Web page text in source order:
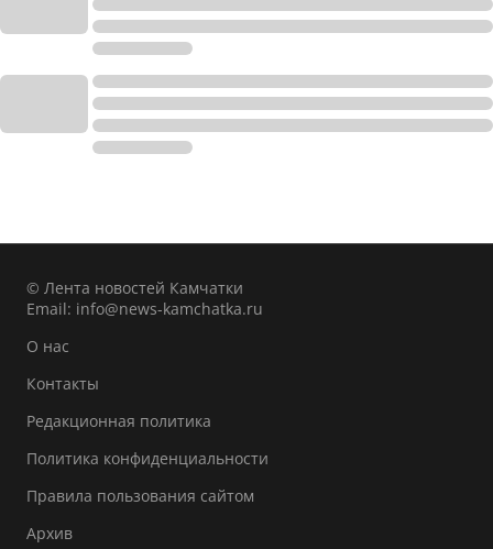
© Лента новостей Камчатки
Email: info@news-kamchatka.ru
О нас
Контакты
Редакционная политика
Политика конфиденциальности
Правила пользования сайтом
Архив